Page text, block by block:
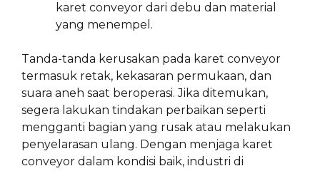
karet conveyor dari debu dan material
yang menempel.
Tanda-tanda kerusakan pada karet conveyor
termasuk retak, kekasaran permukaan, dan
suara aneh saat beroperasi. Jika ditemukan,
segera lakukan tindakan perbaikan seperti
mengganti bagian yang rusak atau melakukan
penyelarasan ulang. Dengan menjaga karet
conveyor dalam kondisi baik, industri di